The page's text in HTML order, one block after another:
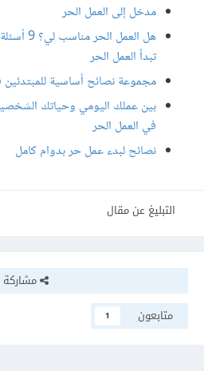
مدخل إلى العمل الحر
هل
تبدأ العمل الحر
مجموعة نصائح أساسية للمبتدئين
بين عملك اليومي وحياتك
في العمل الحر
نصائح لبدء عمل حر بدوام كامل
التبليغ عن مقال
مشاركة
متابعون
1